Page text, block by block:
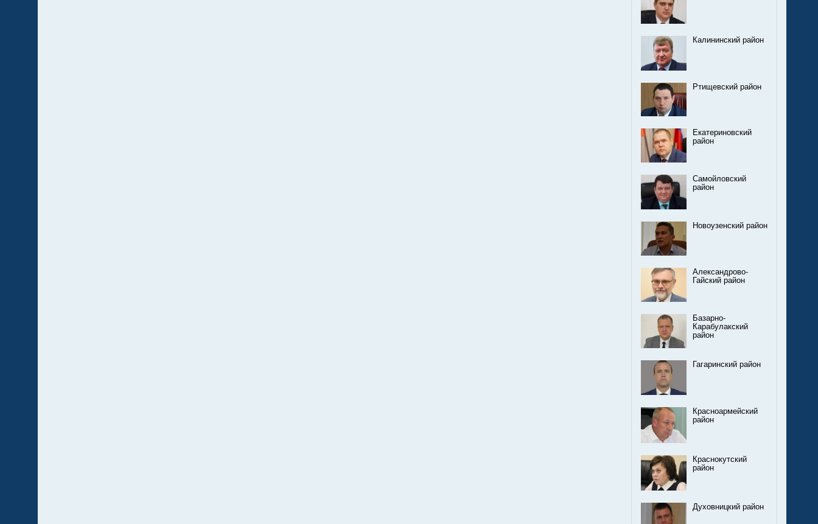
Калининский район
Ртищевский район
Екатериновский
район
Самойловский
район
Новоузенский район
Александрово-
Гайский район
Базарно-
Карабулакский
район
Гагаринский район
Красноармейский
район
Краснокутский
район
Духовницкий район